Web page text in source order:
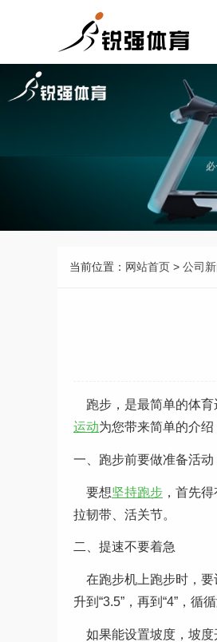
当前位置： 网站首页 > 公司
跑步，是最简单的体育
运动为您带来简单的介绍
一、跑步前要做准备活动
要想坚持跑步 ，首先
拉韧带、活关节。
二、提速不要着急
在跑步机上跑步时，要
升到“3.5”，再到“4”，循
如果能设置坡度，坡度